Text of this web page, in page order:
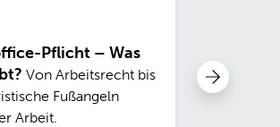
Pflicht – Was
Von Arbeitsrecht bis
Fußangeln
Arbeit.